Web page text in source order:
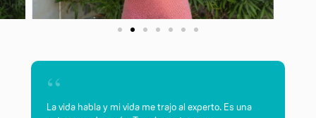
“
La vida habla y mi vida me trajo al experto. Es una